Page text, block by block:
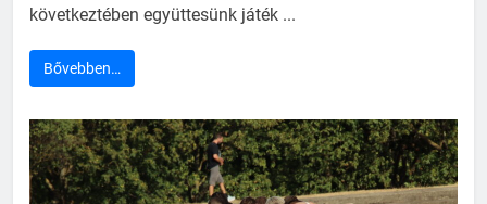
következtében együttesünk játék ...
Bővebben…